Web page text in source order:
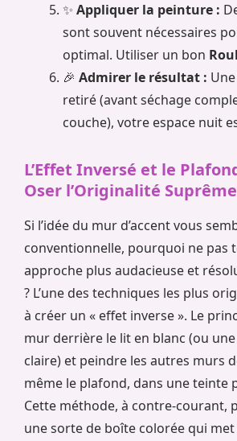
✨ Appliquer la peinture :
sont souvent nécessaires
optimal. Utiliser un bon
🎉 Admirer le résultat :
retiré (avant séchage
couche), votre espace nuit
L’Effet Inversé et le
Oser l’Originalité
Si l’idée du mur d’accent vous
conventionnelle, pourquoi ne pas
approche plus audacieuse et
? L’une des techniques les plus
à créer un « effet inverse ». Le
mur derrière le lit en blanc (ou
claire) et peindre les autres murs
même le plafond, dans une teinte
Cette méthode, à contre-courant,
une sorte de boîte colorée qui met